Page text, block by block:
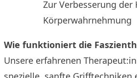
Zur Verbesserung der
Körperwahrnehmung
Wie funktioniert die
Unsere erfahrenen